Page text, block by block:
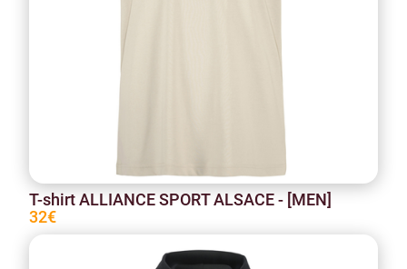
T-shirt ALLIANCE SPORT ALSACE - [MEN]
32€